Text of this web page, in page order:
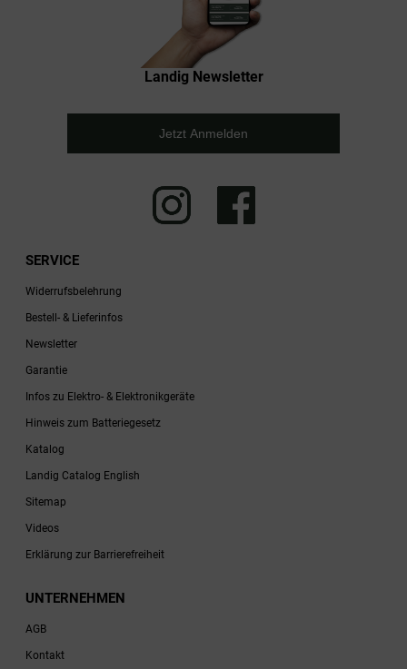
Landig Newsletter
Jetzt Anmelden
SERVICE
Widerrufsbelehrung
Bestell- & Lieferinfos
Newsletter
Garantie
Infos zu Elektro- & Elektronikgeräte
Hinweis zum Batteriegesetz
Katalog
Landig Catalog English
Sitemap
Videos
Erklärung zur Barrierefreiheit
UNTERNEHMEN
AGB
Kontakt